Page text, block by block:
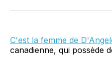
Facebook
LinkedIn
C'est la femme de
canadienne, qui possède